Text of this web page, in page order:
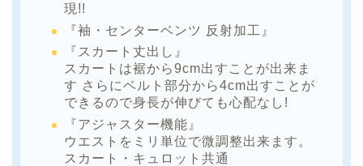
現!!
『袖・センターベンツ 反射加工』
『スカート丈出し』
スカートは裾から9cm出すことが出来ま
す さらにベルト部分から4cm出すことが
できるので身長が伸びても心配なし!
『アジャスター機能』
ウエストをミリ単位で微調整出来ます。
スカート・キュロット共通